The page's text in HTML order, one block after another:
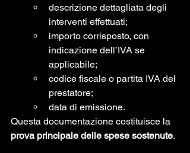
descrizione dettagliata degli
interventi effettuati;
importo corrisposto, con
indicazione dell’IVA se
applicabile;
codice fiscale o partita IVA del
prestatore;
data di emissione.
Questa documentazione costituisce la
prova principale delle spese sostenute.